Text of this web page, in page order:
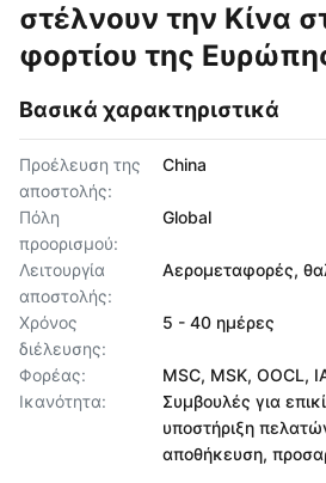
στέλνουν την Κίνα
φορτίου της
Βασικά χαρακτηριστικά
Προέλευση της
αποστολής:
China
Πόλη
προορισμού:
Global
Λειτουργία
αποστολής:
Αερομεταφορές,
Χρόνος
διέλευσης:
5 - 40 ημέρες
Φορέας:
MSC, MSK, OOCL,
Ικανότητα:
Συμβουλές για
υποστήριξη
αποθήκευση,